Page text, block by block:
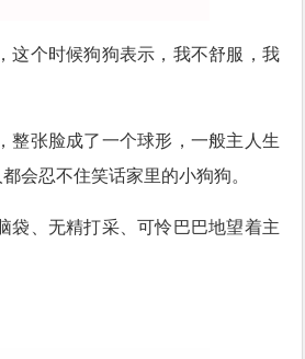
个时候狗狗表示，我不舒服，我
张脸成了一个球形，一般主人生
会忍不住笑话家里的小狗狗。
、无精打采、可怜巴巴地望着主